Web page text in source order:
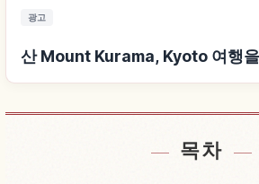
광고
산 Mount Kurama, Kyoto 여행을
산 Mount Kurama, Kyoto 근처
목차